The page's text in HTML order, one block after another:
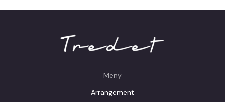
Meny
Arrangement